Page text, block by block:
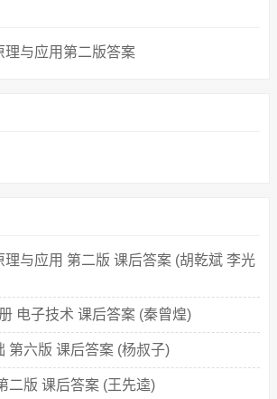
理与应用第二版答案
理与应用 第二版 课后答案 (胡乾斌 李光
电子技术 课后答案 (秦曾煌)
第六版 课后答案 (杨叔子)
二版 课后答案 (王先逵)